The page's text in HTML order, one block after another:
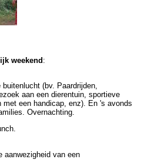
weekend :
(bv. Paardrijden,
aan een dierentuin, sportieve
een handicap, enz). En 's avonds
Overnachting.
aanwezigheid van een